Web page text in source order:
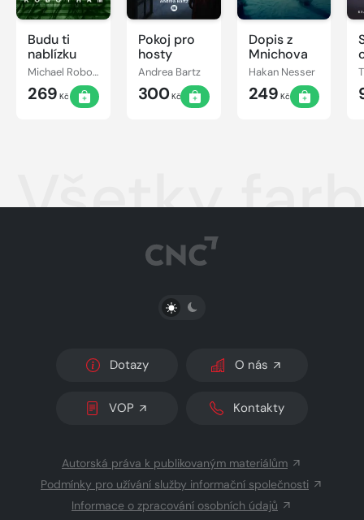
Budu ti
nablízku
Michael Robotham
269 Kč
Pokoj pro
hosty
Andrea Bartz
300Kč
Dopis z
Mnichova
Hakan Nesser
249 Kč
Všetky
PŘEPNOUT SVĚTLÝ/TMAVÝ REŽIM
Dotazy O nás
VOP Kontakty
Autorská práva k publikovaným materiálům
Podmínky pro užívání služby informační společnosti
Informace o zpracování osobních údajů